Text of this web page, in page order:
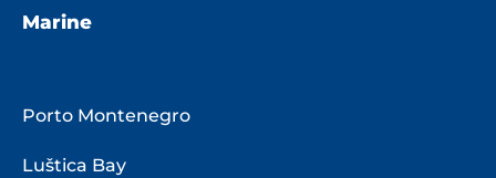
Marine
Porto Montenegro
Luštica Bay